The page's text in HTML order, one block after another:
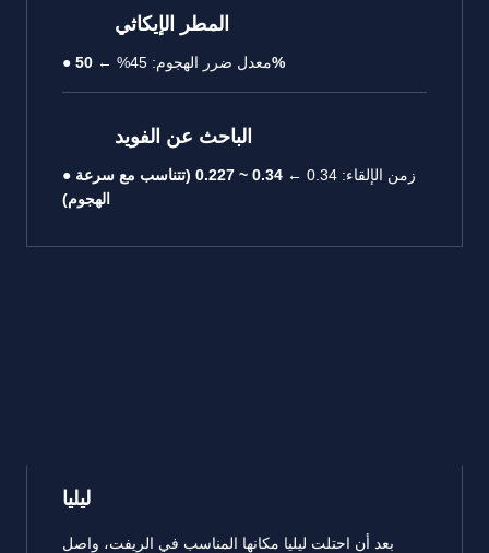
المطر الإيكاثي
● معدل ضرر الهجوم: 45% ←50%
الباحث عن الفويد
● زمن الإلقاء: 0.34
← 0.34 ~ 0.227 (تتناسب مع سرعة
الهجوم)
ليليا
بعد أن احتلت ليليا مكانها المناسب في الريفت، واصل